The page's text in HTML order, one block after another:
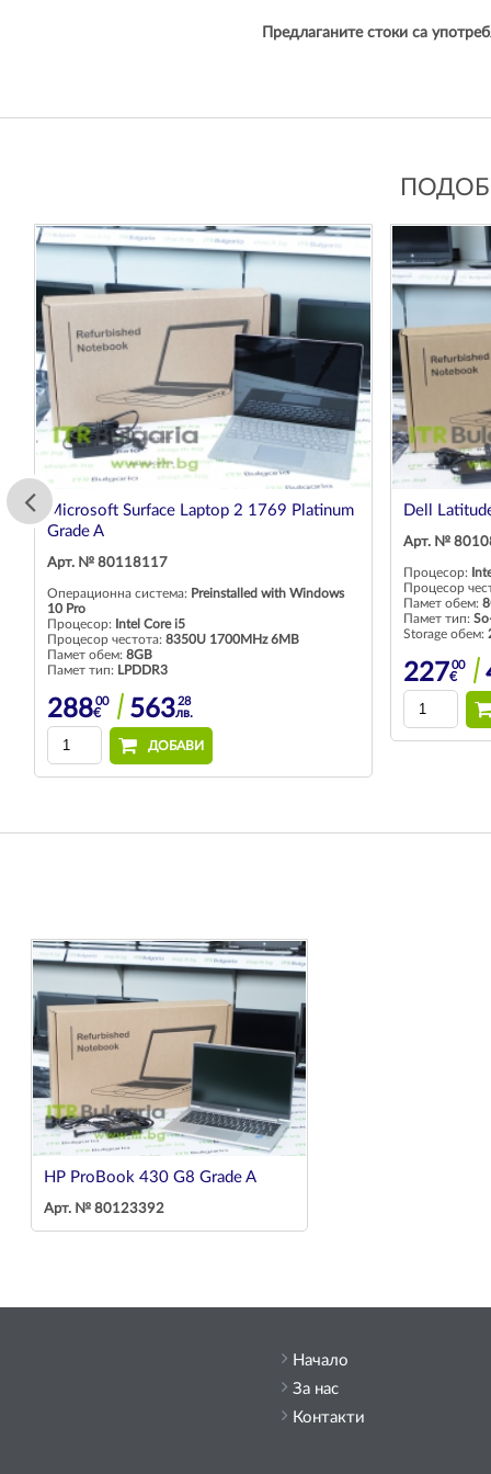
Предлаганите стоки са
Microsoft Surface Laptop 2 1769 Platinum
Grade A
Арт. № 80118117
Операционна система: Preinstalled with Windows
10 Pro
Процесор: Intel Core i5
Процесор честота: 8350U 1700MHz 6MB
Памет обем: 8GB
Памет тип: LPDDR3
28800
€ 56328
лв.
ДОБАВИ
Dell
Арт. №
Процесор:
Процесор
Памет обем:
Памет тип:
Storage обем:
22700
€
HP ProBook 430 G8 Grade A
Арт. № 80123392
Начало
За нас
Контакти